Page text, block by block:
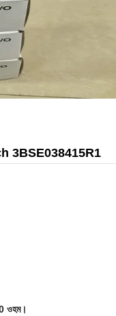
3BSE038415R1
ওহম।